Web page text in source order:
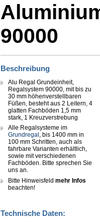
90000
Beschreibung
Alu Regal Grundeinheit,
Regalsystem 90000, mit bis zu
30 mm höhenverstellbaren
Füßen, besteht aus 2 Leitern, 4
glatten Fachböden 1,5 mm
stark, 1 Kreuzverstrebung
Alle Regalsysteme im
Grundregal , bis 1400 mm in
100 mm Schritten, auch als
fahrbare Varianten erhältlich,
sowie mit verschiedenen
Fachböden. Bitte sprechen Sie
uns an.
Bitte Hinweisfeld mehr Infos
beachten!
Technische Daten: